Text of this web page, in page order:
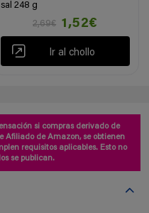
sal 248 g
2,69€
1,52€
Ir al chollo
si compras derivado de
Afiliado de Amazon, se obtienen
requisitos aplicables. Esto no
se publican.